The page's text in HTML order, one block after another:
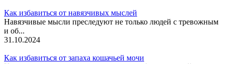
Как избавиться от навязчивых мыслей
Навязчивые мысли преследуют не только людей с тревожным
и об...
31.10.2024
Как избавиться от запаха кошачьей мочи